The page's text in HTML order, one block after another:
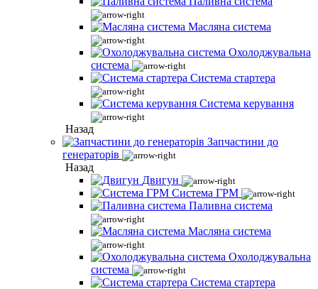
Масляна система
Охолоджувальна
система
Система стартера
Система керування
Назад
Запчастини до
генераторів
Назад
Двигун
Система ГРМ
Паливна система
Масляна система
Охолоджувальна
система
Система стартера